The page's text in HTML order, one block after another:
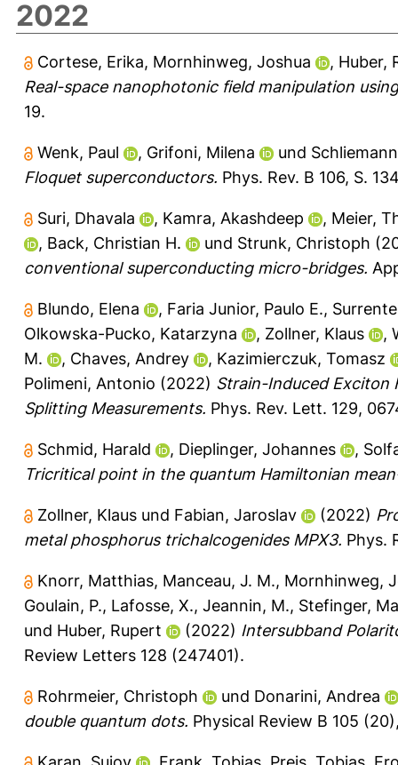
2022
Cortese, Erika, Mornhinweg, Joshua , Huber,
Real-space nanophotonic field manipulation
19.
Wenk, Paul , Grifoni, Milena und
Floquet superconductors. Phys. Rev. B 106, S.
Suri, Dhavala , Kamra, Akashdeep , Meier,
, Back, Christian H. und Strunk, Christoph
conventional superconducting micro-bridges.
Blundo, Elena , Faria Junior, Paulo E.,
Olkowska-Pucko, Katarzyna
, Zollner, Klaus ,
M.
, Chaves, Andrey , Kazimierczuk, Tomasz
Polimeni, Antonio (2022) Strain-Induced Exciton
Splitting Measurements. Phys. Rev. Lett. 129,
Schmid, Harald , Dieplinger, Johannes ,
Tricritical point in the quantum Hamiltonian
Zollner, Klaus und Fabian, Jaroslav (2022)
metal phosphorus trichalcogenides MPX3. Phys.
Knorr, Matthias, Manceau, J. M., Mornhinweg,
Goulain, P., Lafosse, X., Jeannin, M., Stefinger,
und Huber, Rupert (2022) Intersubband
Review Letters 128 (247401).
Rohrmeier, Christoph und Donarini, Andrea
double quantum dots. Physical Review B 105